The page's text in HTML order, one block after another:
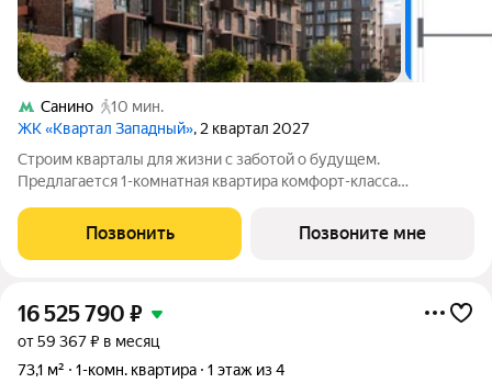
Санино
10 мин.
ЖК «Квартал Западный», 2 квартал 2027
Строим кварталы для жизни с заботой о будущем.
Предлагается 1-комнатная квартира комфорт-класса
этаже, в жилом комплексе "Квартал Западный".Застройщик
сдает квартиры с отделкой в нескольких
Позвонить Позвоните мне
16 525 790 ₽
от 59 367 ₽ в месяц
73,1 м²
1-комн. квартира 1 этаж из 4